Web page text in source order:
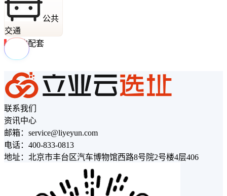
公共
交通
周边配套
联系我们
资讯中心
邮箱：service@liyeyun.com
电话：400-833-0813
地址：北京市丰台区汽车博物馆西路8号院2号楼4层406